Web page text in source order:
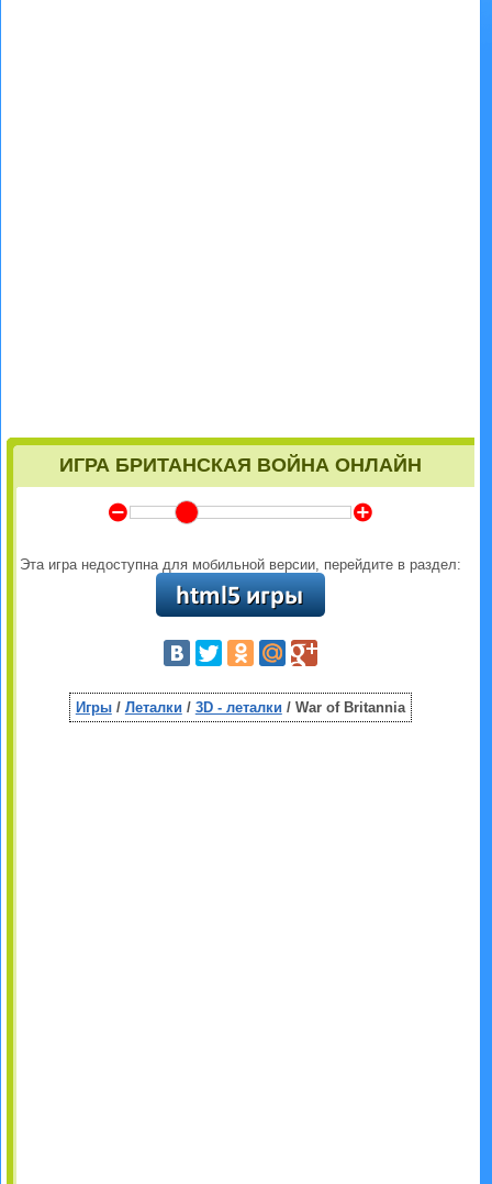
ИГРА БРИТАНСКАЯ ВОЙНА ОНЛАЙН
Y Z
Эта игра недоступна для мобильной версии, перейдите в раздел:
Игры/ Леталки / 3D - леталки / War of Britannia